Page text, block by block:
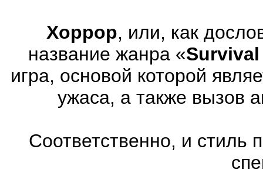
Хоррор, или, как
название жанра «
игра, основой которой
ужаса, а также вызов
Соответственно, и стиль